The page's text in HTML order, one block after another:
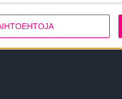
10.7.-9.8.2026